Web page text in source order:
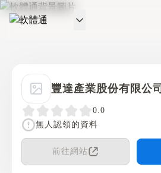
軟體通
豐達產業股份有限公司
0.0
無人認領的資料
前往網站